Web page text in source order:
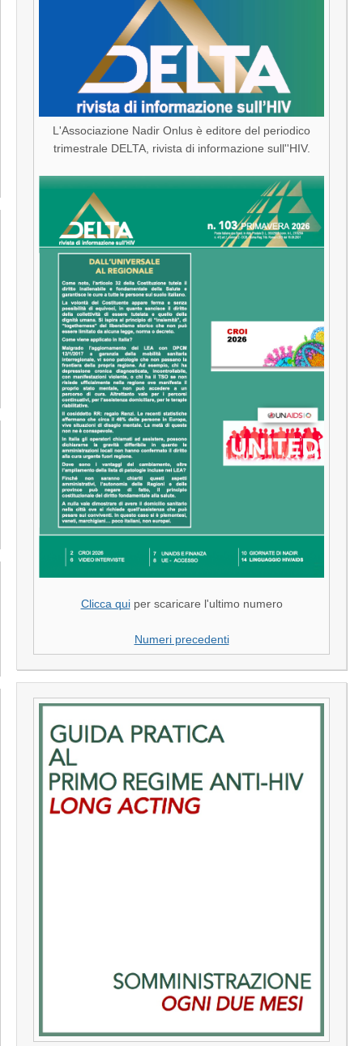
L'Associazione Nadir Onlus è editore del periodico
trimestrale DELTA, rivista di informazione sull''HIV.
Clicca quiper scaricare l'ultimo numero
Numeri precedenti